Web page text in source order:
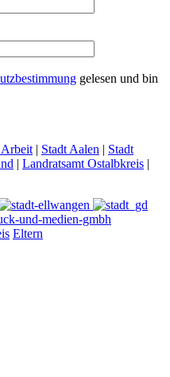
gelesen und bin
| Stadt Aalen | Stadt
| Landratsamt Ostalbkreis |
Eltern